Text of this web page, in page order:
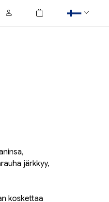
0
tuotetta ostoskorissa
järkkyy,
koskettaa